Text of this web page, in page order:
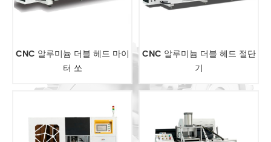
CNC 알루미늄 더블 헤드 마이
터 쏘
CNC 알루미늄 더블 헤드 절단
기